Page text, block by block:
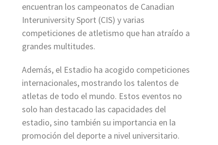
encuentran los campeonatos de Canadian
Interuniversity Sport (CIS) y varias
competiciones de atletismo que han atraído a
grandes multitudes.
Además, el Estadio ha acogido competiciones
internacionales, mostrando los talentos de
atletas de todo el mundo. Estos eventos no
solo han destacado las capacidades del
estadio, sino también su importancia en la
promoción del deporte a nivel universitario.